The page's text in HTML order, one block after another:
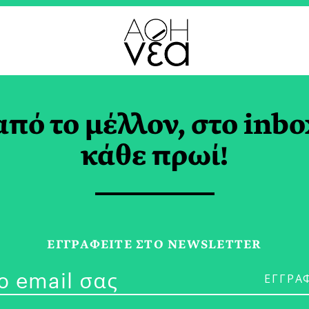
Μέρες
Βιτάσταλη
το μέλλον, στο
κάθε πρωί!
ΕΓΓPΑΦΕΙΤΕ ΣΤΟ NEWSLETTER